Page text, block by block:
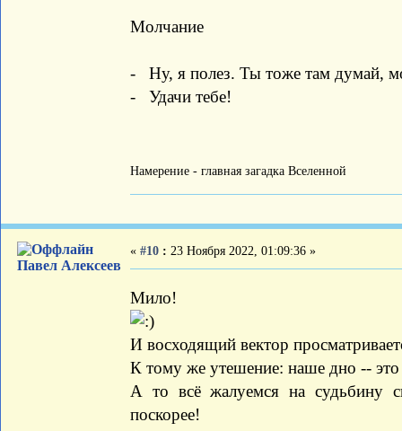
Молчание
- Ну, я полез. Ты тоже там думай,
- Удачи тебе!
Намерение - главная загадка Вселенной
Павел Алексеев
« #10 : 23 Ноября 2022, 01:09:36 »
Мило!
И восходящий вектор
К тому же утешение: наше дно --
А то всё жалуемся на судьбину
поскорее!